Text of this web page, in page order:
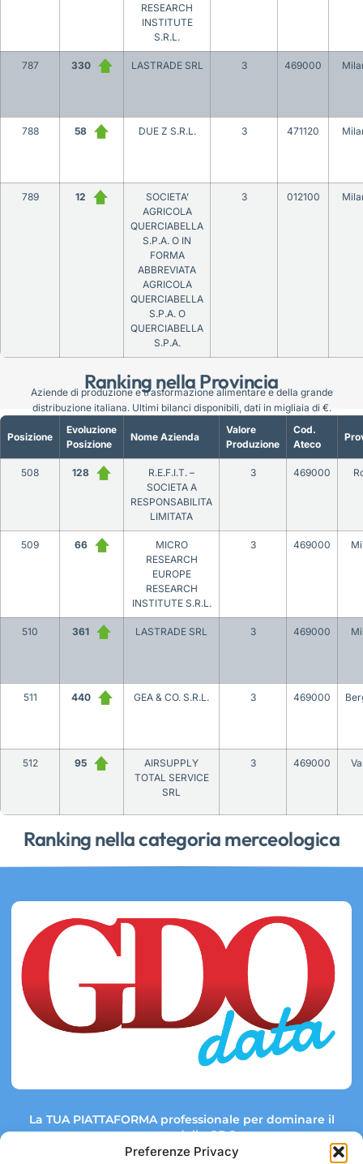
Preferenze Privacy
Ranking nella Provincia
RESEARCH
INSTITUTE
S.R.L.
787 330 LASTRADE SRL 3 469000
788 58 DUE Z S.R.L. 3 471120
789 12
SOCIETA’
AGRICOLA
QUERCIABELLA
S.P.A. O IN
FORMA
ABBREVIATA
AGRICOLA
QUERCIABELLA
S.P.A. O
QUERCIABELLA
S.P.A.
3 012100
Ranking nella categoria merceologica
Posizione
Evoluzione
Posizione
Nome Azienda
Valore
Produzione
Cod.
Ateco
508 128
R.E.F.I.T. –
SOCIETA A
RESPONSABILITA
LIMITATA
3 469000
509 66
MICRO
RESEARCH
EUROPE
RESEARCH
INSTITUTE S.R.L.
3 469000
510 361 LASTRADE SRL 3 469000
511 440 GEA & CO. S.R.L. 3 469000
512 95
AIRSUPPLY
TOTAL SERVICE
SRL
3 469000
Aziende di produzione e trasformazione alimentare e della grande
distribuzione italiana. Ultimi bilanci disponibili, dati in migliaia di €.
La TUA PIATTAFORMA professionale per dominare il
mercato della GDO.